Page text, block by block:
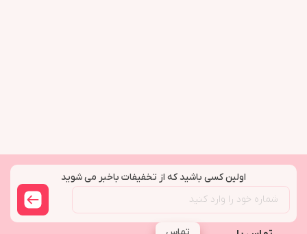
اولین کسی باشید که از تخفیفات باخبر می شوید